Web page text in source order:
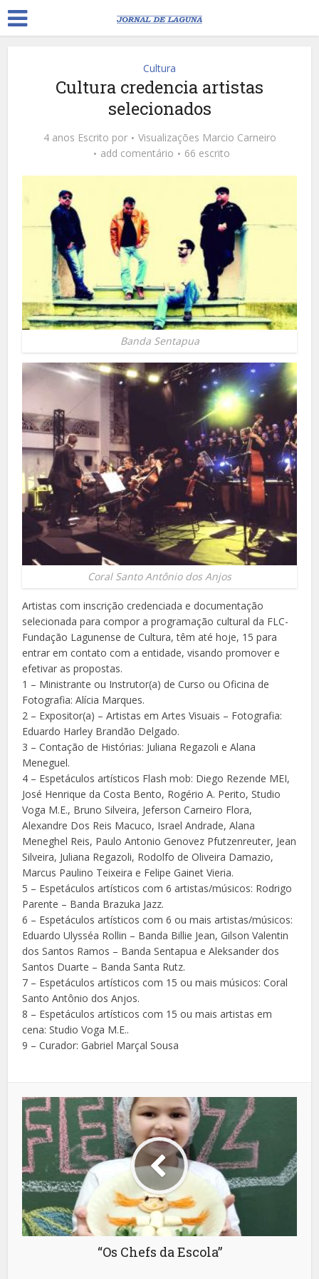
Cultura
Cultura credencia artistas
selecionados
4 anos Escrito por Visualizações Marcio Carneiro
add comentário
66 escrito
Banda Sentapua
Coral Santo Antônio dos Anjos
Artistas com inscrição credenciada e documentação
selecionada para compor a programação cultural da FLC-
Fundação Lagunense de Cultura, têm até hoje, 15 para
entrar em contato com a entidade, visando promover e
efetivar as propostas.
1 – Ministrante ou Instrutor(a) de Curso ou Oficina de
Fotografia: Alícia Marques.
2 – Expositor(a) – Artistas em Artes Visuais – Fotografia:
Eduardo Harley Brandão Delgado.
3 – Contação de Histórias: Juliana Regazoli e Alana
Meneguel.
4 – Espetáculos artísticos Flash mob: Diego Rezende MEI,
José Henrique da Costa Bento, Rogério A. Perito, Studio
Voga M.E., Bruno Silveira, Jeferson Carneiro Flora,
Alexandre Dos Reis Macuco, Israel Andrade, Alana
Meneghel Reis, Paulo Antonio Genovez Pfutzenreuter, Jean
Silveira, Juliana Regazoli, Rodolfo de Oliveira Damazio,
Marcus Paulino Teixeira e Felipe Gainet Vieria.
5 – Espetáculos artísticos com 6 artistas/músicos: Rodrigo
Parente – Banda Brazuka Jazz.
6 – Espetáculos artísticos com 6 ou mais artistas/músicos:
Eduardo Ulysséa Rollin – Banda Billie Jean, Gilson Valentin
dos Santos Ramos – Banda Sentapua e Aleksander dos
Santos Duarte – Banda Santa Rutz.
7 – Espetáculos artísticos com 15 ou mais músicos: Coral
Santo Antônio dos Anjos.
8 – Espetáculos artísticos com 15 ou mais artistas em
cena: Studio Voga M.E..
9 – Curador: Gabriel Marçal Sousa
“Os Chefs da Escola”